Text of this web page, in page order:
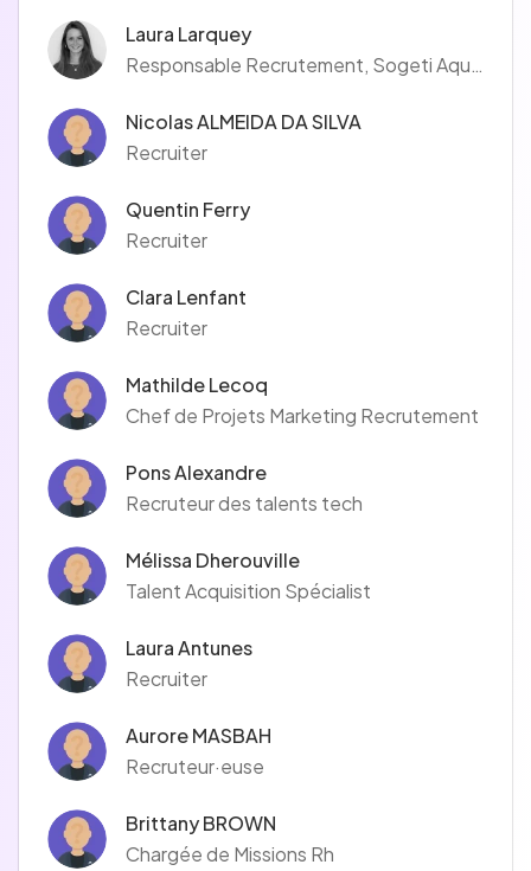
Laura Larquey
Responsable Recrutement, Sogeti Aquitaine
Nicolas ALMEIDA DA SILVA
Recruiter
Quentin Ferry
Recruiter
Clara Lenfant
Recruiter
Mathilde Lecoq
Chef de Projets Marketing Recrutement
Pons Alexandre
Recruteur des talents tech
Mélissa Dherouville
Talent Acquisition Spécialist
Laura Antunes
Recruiter
Aurore MASBAH
Recruteur·euse
Brittany BROWN
Chargée de Missions Rh